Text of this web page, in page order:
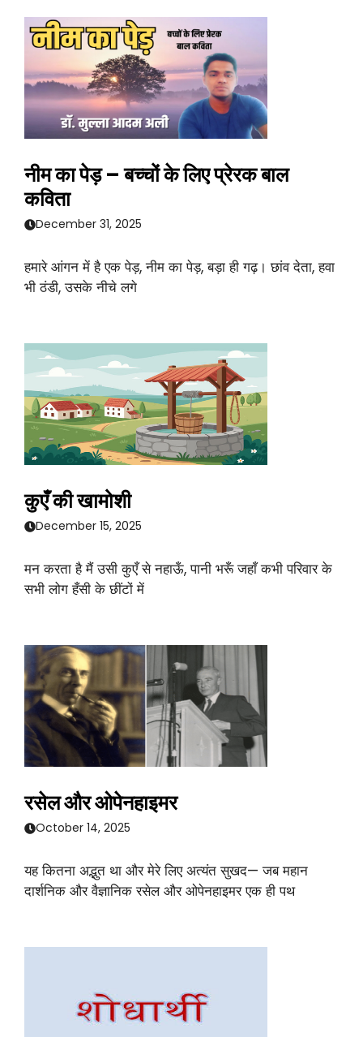
नीम का पेड़ – बच्चों के लिए प्रेरक बाल
कविता
December 31, 2025
हमारे आंगन में है एक पेड़, नीम का पेड़, बड़ा ही गढ़। छांव देता, हवा
भी ठंडी, उसके नीचे लगे
कुएँ की खामोशी
December 15, 2025
मन करता है मैं उसी कुएँ से नहाऊँ, पानी भरूँ जहाँ कभी परिवार के
सभी लोग हँसी के छींटों में
रसेल और ओपेनहाइमर
October 14, 2025
यह कितना अद्भुत था और मेरे लिए अत्यंत सुखद— जब महान
दार्शनिक और वैज्ञानिक रसेल और ओपेनहाइमर एक ही पथ